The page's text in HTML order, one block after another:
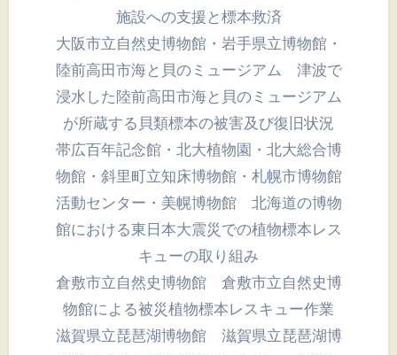
施設への支援と標本救済
大阪市立自然史博物館・岩手県立博物館・
陸前高田市海と貝のミュージアム 津波で
浸水した陸前高田市海と貝のミュージアム
が所蔵する貝類標本の被害及び復旧状況
帯広百年記念館・北大植物園・北大総合博
物館・斜里町立知床博物館・札幌市博物館
活動センター・美幌博物館 北海道の博物
館における東日本大震災での植物標本レス
キューの取り組み
倉敷市立自然史博物館 倉敷市立自然史博
物館による被災植物標本レスキュー作業
滋賀県立琵琶湖博物館 滋賀県立琵琶湖博